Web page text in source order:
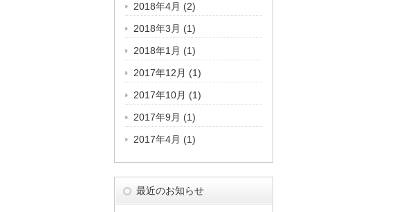
2018年4月 (2)
2018年3月 (1)
2018年1月 (1)
2017年12月 (1)
2017年10月 (1)
2017年9月 (1)
2017年4月 (1)
最近のお知らせ